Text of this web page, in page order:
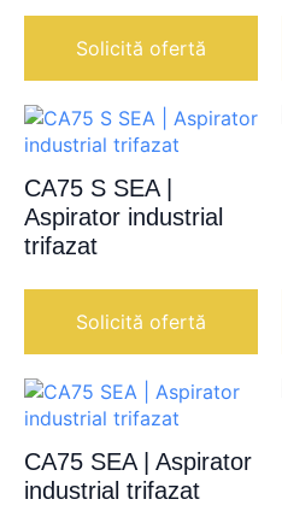
Solicită ofertă
CA75 S SEA |
Aspirator industrial
trifazat
Solicită ofertă
CA75 SEA | Aspirator
industrial trifazat